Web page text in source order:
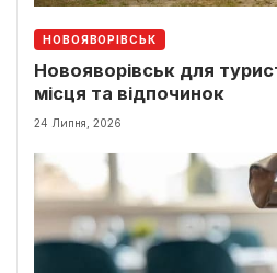
НОВОЯВОРІВСЬК
Новояворівськ для
місця та відпочинок
24 Липня, 2026